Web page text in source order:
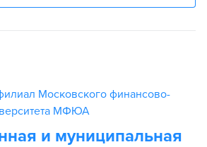
Московского финансово-
МФЮА
и муниципальная